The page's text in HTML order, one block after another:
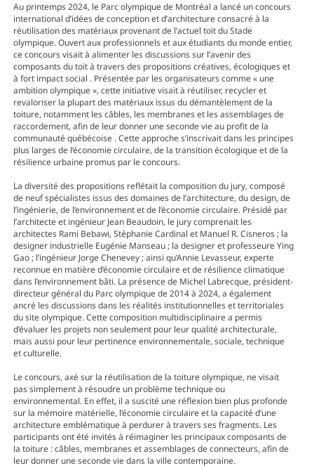
Au printemps 2024, le Parc olympique de Montréal a lancé un concours
international d’idées de conception et d’architecture consacré à la
réutilisation des matériaux provenant de l’actuel toit du Stade
olympique. Ouvert aux professionnels et aux étudiants du monde entier,
ce concours visait à alimenter les discussions sur l’avenir des
composants du toit à travers des propositions créatives, écologiques et
à fort impact social . Présentée par les organisateurs comme « une
ambition olympique », cette initiative visait à réutiliser, recycler et
revaloriser la plupart des matériaux issus du démantèlement de la
toiture, notamment les câbles, les membranes et les assemblages de
raccordement, afin de leur donner une seconde vie au profit de la
communauté québécoise . Cette approche s’inscrivait dans les principes
plus larges de l’économie circulaire, de la transition écologique et de la
résilience urbaine promus par le concours.
La diversité des propositions reflétait la composition du jury, composé
de neuf spécialistes issus des domaines de l’architecture, du design, de
l’ingénierie, de l’environnement et de l’économie circulaire. Présidé par
l’architecte et ingénieur Jean Beaudoin, le jury comprenait les
architectes Rami Bebawi, Stéphanie Cardinal et Manuel R. Cisneros ; la
designer industrielle Eugénie Manseau ; la designer et professeure Ying
Gao ; l’ingénieur Jorge Chenevey ; ainsi qu’Annie Levasseur, experte
reconnue en matière d’économie circulaire et de résilience climatique
dans l’environnement bâti. La présence de Michel Labrecque, président-
directeur général du Parc olympique de 2014 à 2024, a également
ancré les discussions dans les réalités institutionnelles et territoriales
du site olympique. Cette composition multidisciplinaire a permis
d’évaluer les projets non seulement pour leur qualité architecturale,
mais aussi pour leur pertinence environnementale, sociale, technique
et culturelle.
Le concours, axé sur la réutilisation de la toiture olympique, ne visait
pas simplement à résoudre un problème technique ou
environnemental. En effet, il a suscité une réflexion bien plus profonde
sur la mémoire matérielle, l’économie circulaire et la capacité d’une
architecture emblématique à perdurer à travers ses fragments. Les
participants ont été invités à réimaginer les principaux composants de
la toiture : câbles, membranes et assemblages de connecteurs, afin de
leur donner une seconde vie dans la ville contemporaine.